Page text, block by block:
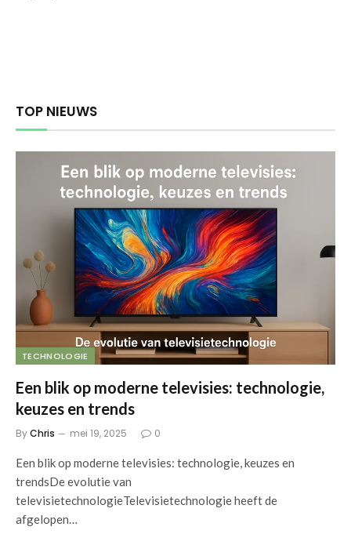
TOP NIEUWS
TECHNOLOGIE
Een blik op moderne televisies: technologie,
keuzes en trends
ByChris mei 19, 2025 0
Een blik op moderne televisies: technologie, keuzes en
trendsDe evolutie van
televisietechnologieTelevisietechnologie heeft de
afgelopen…